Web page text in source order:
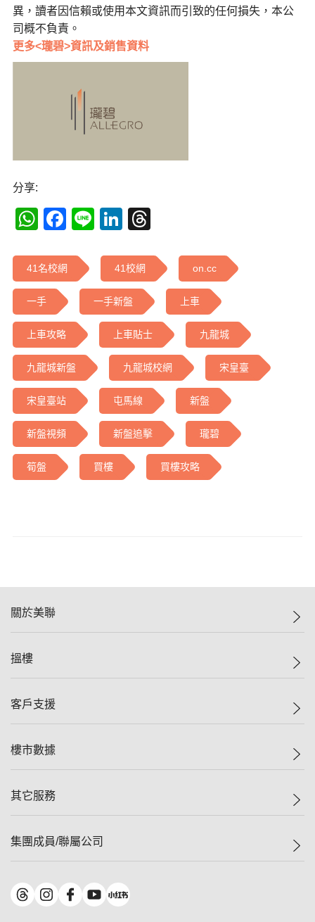
異，讀者因信賴或使用本文資訊而引致的任何損失，本公
司概不負責。
更多<瓏碧>資訊及銷售資料
分享:
WhatsApp
Facebook
LineLinkedIn
41名校網 41校網 on.cc
一手 一手新盤 上車
上車攻略 上車貼士 九龍城
九龍城新盤 九龍城校網 宋皇臺
宋皇臺站 屯馬線 新盤
新盤視頻 新盤追擊 瓏碧
筍盤 買樓 買樓攻略
關於美聯
美聯集團
人才招募
搵樓
一手新盤
減價
美聯豪宅
獨家樓盤
租盤
客戶支援
自助放盤
查詢熱線
按揭計算機
負擔能力計算機
轉按計算機
繳款方式
樓市數據
樓價指數
歷史成交
屋苑成交排行榜
地區百科
其它服務
屋苑專頁
美聯精英會
集團成員/聯屬公司
美聯物業
鋑聯控股*